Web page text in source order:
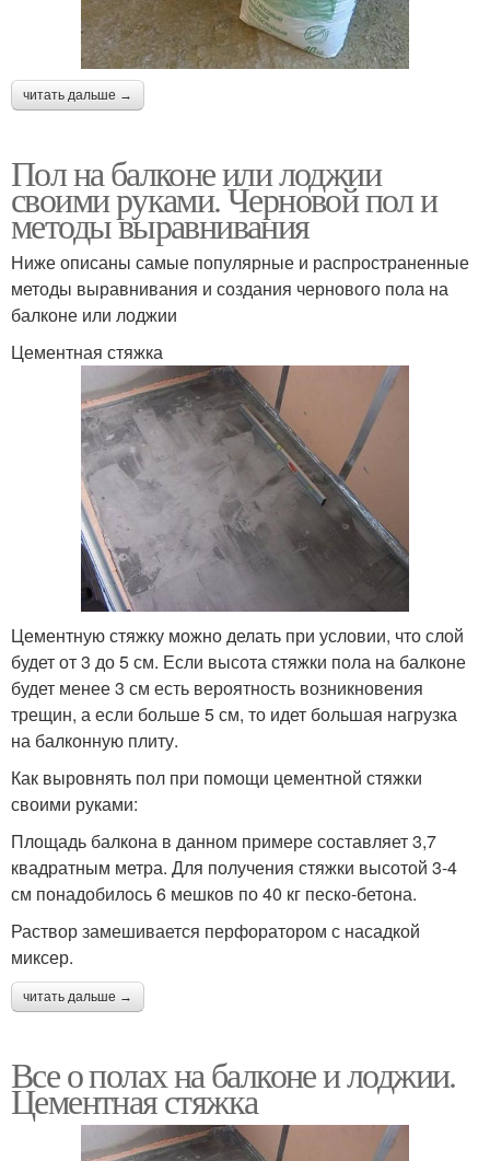
читать дальше →
Пол на балконе или лоджии
своими руками. Черновой пол и
методы выравнивания
Ниже описаны самые популярные и распространенные
методы выравнивания и создания чернового пола на
балконе или лоджии
Цементная стяжка
Цементную стяжку можно делать при условии, что слой
будет от 3 до 5 см. Если высота стяжки пола на балконе
будет менее 3 см есть вероятность возникновения
трещин, а если больше 5 см, то идет большая нагрузка
на балконную плиту.
Как выровнять пол при помощи цементной стяжки
своими руками:
Площадь балкона в данном примере составляет 3,7
квадратным метра. Для получения стяжки высотой 3-4
см понадобилось 6 мешков по 40 кг песко-бетона.
Раствор замешивается перфоратором с насадкой
миксер.
читать дальше →
Все о полах на балконе и лоджии.
Цементная стяжка